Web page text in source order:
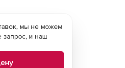
мы не можем
запрос, и наш